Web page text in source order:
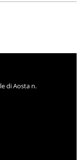
di Aosta n.